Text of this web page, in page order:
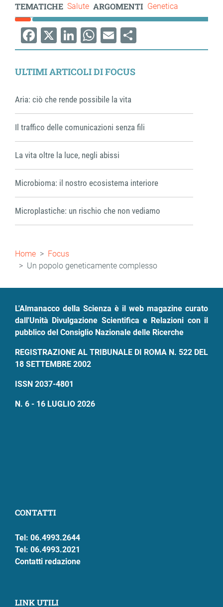
TEMATICHE Salute ARGOMENTI Genetica
Facebook
X LinkedIn
WhatsApp
EmailShare
ULTIMI ARTICOLI DI FOCUS
Aria: ciò che rende possibile la vita
Il traffico delle comunicazioni senza fili
La vita oltre la luce, negli abissi
Microbioma: il nostro ecosistema interiore
Microplastiche: un rischio che non vediamo
Briciole
di
pane
Home
Focus
Un popolo geneticamente complesso
L'Almanacco della Scienza è il web magazine curato
dall'Unità Divulgazione Scientifica e Relazioni con il
pubblico del Consiglio Nazionale delle Ricerche
REGISTRAZIONE AL TRIBUNALE DI ROMA N. 522 DEL
18 SETTEMBRE 2002
ISSN 2037-4801
N. 6 - 16 LUGLIO 2026
CONTATTI
Tel: 06.4993.2644
Tel: 06.4993.2021
Contatti redazione
LINK UTILI